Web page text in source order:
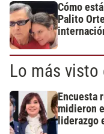
Cómo
Palito
Lo más visto
Encuesta
midieron
liderazgo